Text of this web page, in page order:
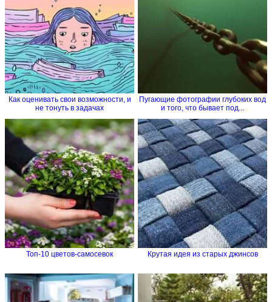
Как оценивать свои возможности, и
не тонуть в задачах
Пугающие фотографии глубоких вод
и того, что бывает под...
Топ-10 цветов-самосевок Крутая идея из старых джинсов